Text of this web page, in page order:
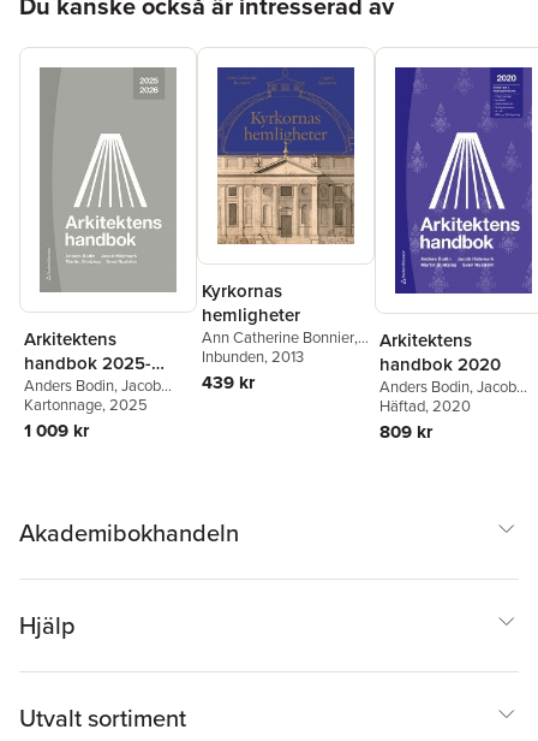
Arkitektens
handbok 2025-
2026
Anders Bodin,Jacob
Hidemark,Martin
Stintzing,
Kartonnage, 2025
1 009 kr
Kyrkornas
hemligheter
Ann Catherine Bonnier,
Ingrid Sjöström,
Bennett,
Inger Estham
Inbunden, 2013
439 kr
Arkitektens
handbok 2020
Anders Bodin,Jacob
Hidemark,Martin
Stintzing
Häftad, 2020
809 kr
Akademibokhandeln
Hjälp
Utvalt sortiment